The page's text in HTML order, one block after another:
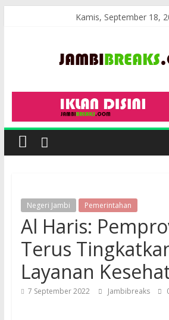
Kamis, September 18,
Negeri Jambi Pemerintahan
Al Haris:
Terus
Layanan
7 September 2022 Jambibreaks